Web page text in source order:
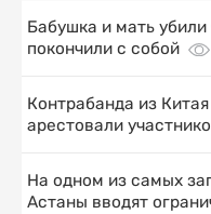
Бабушка и мать
покончили с собой
Контрабанда из
арестовали
На одном из самых
Астаны вводят